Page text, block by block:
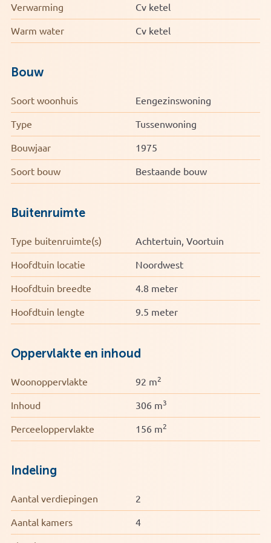
• C.V.-combiketel (Nefit 2012)
• Vrijstaande stenen garage
Verwarming Cv ketel
Warm water Cv ketel
Bouw
Soort woonhuis Eengezinswoning
Type Tussenwoning
Bouwjaar 1975
Soort bouw Bestaande bouw
Buitenruimte
Type buitenruimte(s) Achtertuin, Voortuin
Hoofdtuin locatie Noordwest
Hoofdtuin breedte 4.8 meter
Hoofdtuin lengte 9.5 meter
Oppervlakte en inhoud
Woonoppervlakte 92 m2
Inhoud 306 m3
Perceeloppervlakte 156 m2
Indeling
Aantal verdiepingen 2
Aantal kamers 4